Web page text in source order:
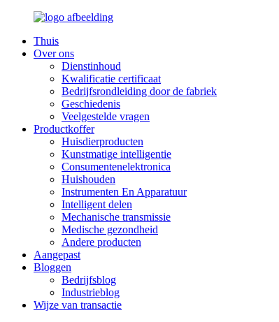
Thuis
Over ons
Dienstinhoud
Kwalificatie certificaat
Bedrijfsrondleiding door de fabriek
Geschiedenis
Veelgestelde vragen
Productkoffer
Huisdierproducten
Kunstmatige intelligentie
Consumentenelektronica
Huishouden
Instrumenten En Apparatuur
Intelligent delen
Mechanische transmissie
Medische gezondheid
Andere producten
Aangepast
Bloggen
Bedrijfsblog
Industrieblog
Wijze van transactie